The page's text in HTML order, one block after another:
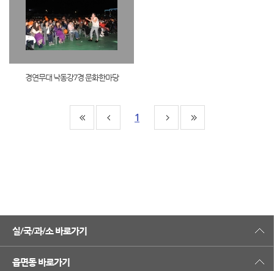
경연무대 낙동강7경 문화한마당
1
실/국/과/소 바로가기
읍면동 바로가기